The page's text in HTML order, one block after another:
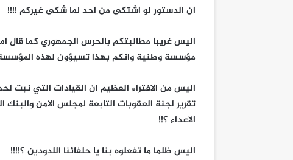
ان الدستور لو اشتكى من احد لما شكى غيركم !!!!
اليس غريبا مطالبتكم بالحرس الجمهوري كما قال
مؤسسة وطنية وانكم بهذا تسيؤون لهذه المؤسسة
اليس من الافتراء العظيم ان القيادات التي
تقرير لجنة العقوبات التابعة لمجلس الامن
الاعداء ؟!!
اليس ظلما ما تفعلوه بنا يا حلفائنا اللدودين ؟!!!!